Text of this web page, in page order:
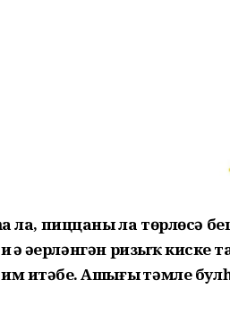
ла, пиццаны ла төрлөсә
ҙә әҙерләнгән ризыҡ
итәбеҙ. Ашығыҙ тәмле